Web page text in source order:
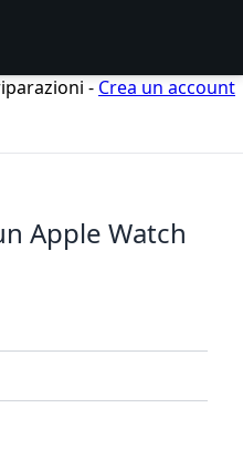
- Crea un account
Apple Watch